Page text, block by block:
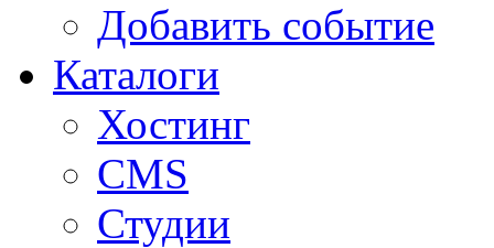
Добавить событие
Каталоги
Хостинг
CMS
Студии